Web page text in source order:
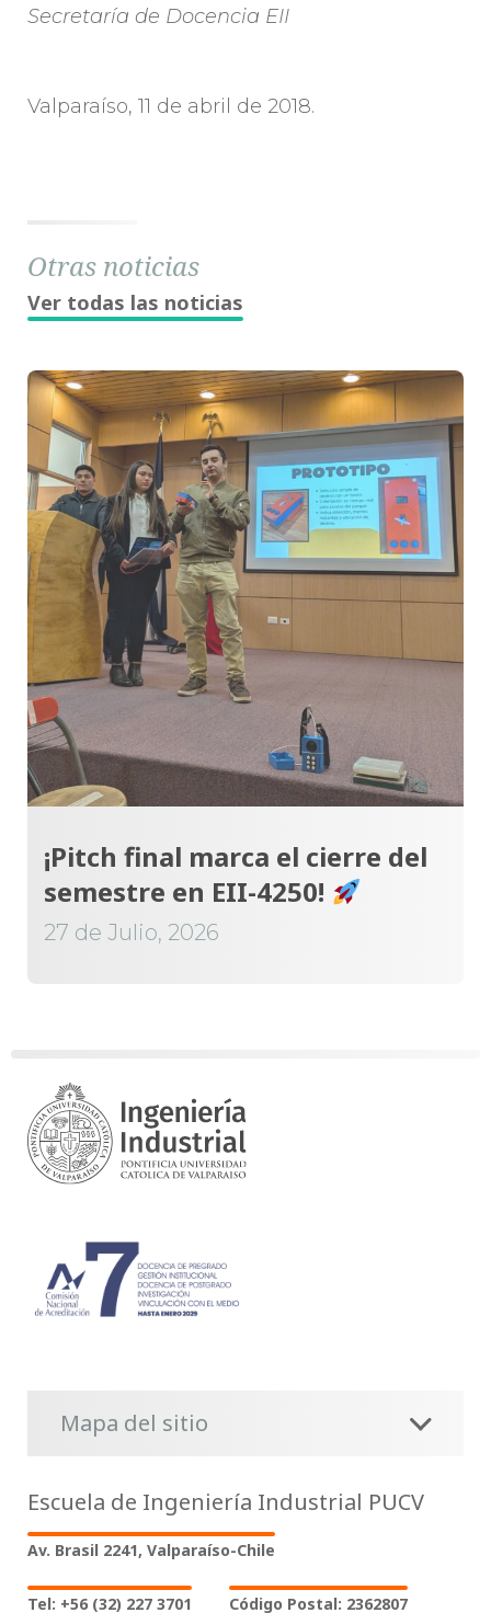
Secretaría de Docencia EII
Valparaíso, 11 de abril de 2018.
Otras noticias
Ver todas las noticias
¡Pitch final marca el cierre del
semestre en EII-4250!
27 de Julio, 2026
Mapa del sitio
Escuela de Ingeniería Industrial PUCV
Av. Brasil 2241, Valparaíso-Chile
Tel: +56 (32) 227 3701 Código Postal: 2362807